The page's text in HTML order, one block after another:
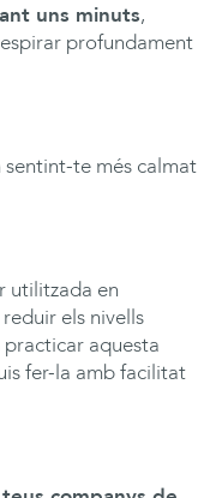
uns minuts,
profundament
sentint-te més calmat
utilitzada en
els nivells
practicar aquesta
fer-la amb facilitat